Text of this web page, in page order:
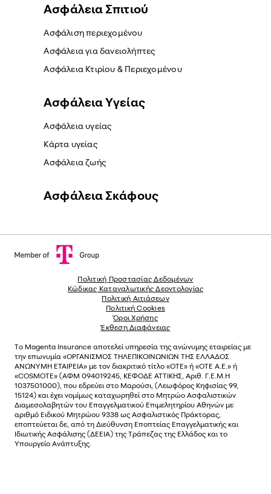
Ασφάλεια Σπιτιού
Ασφάλιση περιεχομένου
Ασφάλεια για δανειολήπτες
Ασφάλεια Κτιρίου & Περιεχομένου
Ασφάλεια Yγείας
Ασφάλεια υγείας
Κάρτα υγείας
Ασφάλεια ζωής
Ασφάλεια Σκάφους
Πολιτική Προστασίας Δεδομένων
Κώδικας Καταναλωτικής Δεοντολογίας
Πολιτική Αιτιάσεων
Πολιτική Cookies
Όροι Χρήσης
Έκθεση Διαφάνειας
Το Magenta Insurance αποτελεί υπηρεσία της ανώνυµης εταιρείας µε
την επωνυµία «ΟΡΓΑΝΙΣΜΟΣ ΤΗΛΕΠΙΚΟΙΝΩΝΙΩΝ ΤΗΣ ΕΛΛΑΔΟΣ
ΑΝΩΝΥΜΗ ΕΤΑΙΡΕΙΑ» µε τον διακριτικό τίτλο «OTE» ή «ΟΤΕ Α.Ε.» ή
«COSMOTE» (ΑΦΜ 094019245, ΚΕΦΟΔΕ ΑΤΤΙΚΗΣ, Αριθ. Γ.Ε.Μ.Η
1037501000), που εδρεύει στο Μαρούσι, (Λεωφόρος Κηφισίας 99,
15124) και έχει νοµίµως καταχωρηθεί στο Μητρώο Ασφαλιστικών
Διαµεσολαβητών του Επαγγελµατικού Επιµελητηρίου Αθηνών µε
αριθµό Ειδικού Μητρώου 9338 ως Ασφαλιστικός Πράκτορας,
εποπτεύεται δε, από τη Διεύθυνση Εποπτείας Επαγγελματικής και
Ιδιωτικής Ασφάλισης (ΔΕΕΙΑ) της Τράπεζας της Ελλάδος και το
Υπουργείο Ανάπτυξης.